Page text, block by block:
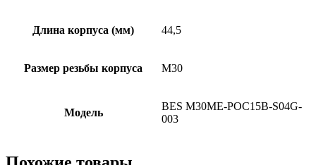
Длина корпуса (мм) 44,5
Размер резьбы корпуса M30
Модель
BES M30ME-POC15B-S04G-
003